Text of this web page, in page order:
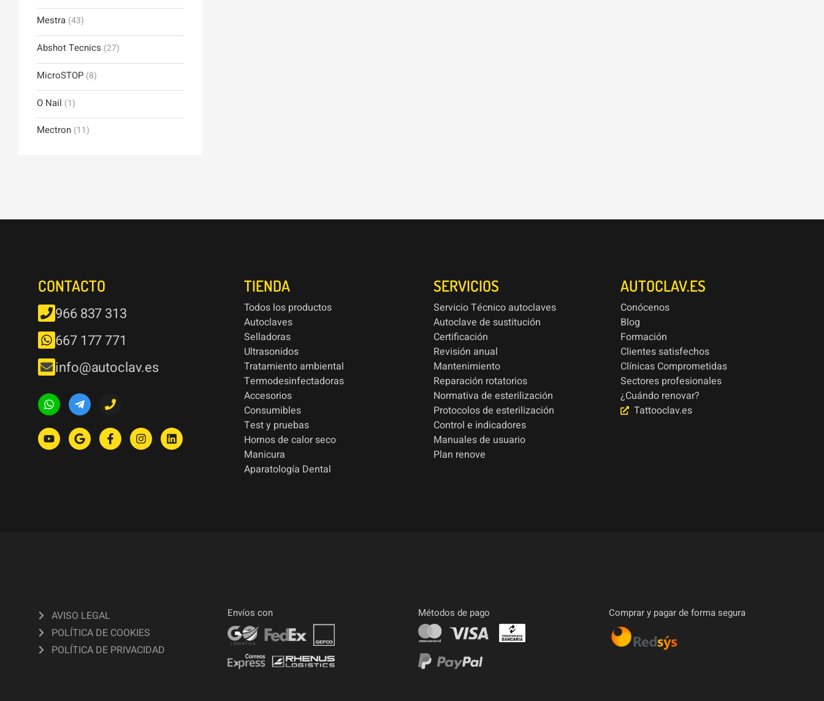
Mestra (43)
Abshot Tecnics (27)
MicroSTOP (8)
O Nail (1)
Mectron (11)
CONTACTO
966 837 313
667 177 771
info@autoclav.es
TIENDA
Todos los productos
Autoclaves
Selladoras
Ultrasonidos
Tratamiento ambiental
Termodesinfectadoras
Accesorios
Consumibles
Test y pruebas
Hornos de calor seco
Manicura
Aparatología Dental
SERVICIOS
Servicio Técnico autoclaves
Autoclave de sustitución
Certificación
Revisión anual
Mantenimiento
Reparación rotatorios
Normativa de esterilización
Protocolos de esterilización
Control e indicadores
Manuales de usuario
Plan renove
AUTOCLAV.ES
Conócenos
Blog
Formación
Clientes satisfechos
Clínicas Comprometidas
Sectores profesionales
¿Cuándo renovar?
Tattooclav.es
AVISO LEGAL
POLÍTICA DE COOKIES
POLÍTICA DE PRIVACIDAD
Envíos con Métodos de pago Comprar y pagar de forma segura